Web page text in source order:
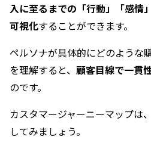
入に至るまでの「行動」「感情
可視化することができます。
ペルソナが具体的にどのような
を理解すると、 顧客目線で一貫
のです。
カスタマージャーニーマップは
してみましょう。